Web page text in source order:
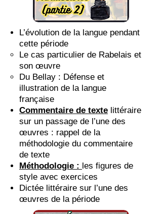
L’évolution de la langue pendant
cette période
Le cas particulier de Rabelais et
son œuvre
Du Bellay : Défense et
illustration de la langue
française
Commentaire de texte littéraire
sur un passage de l’une des
œuvres : rappel de la
méthodologie du commentaire
de texte
Méthodologie : les figures de
style avec exercices
Dictée littéraire sur l’une des
œuvres de la période